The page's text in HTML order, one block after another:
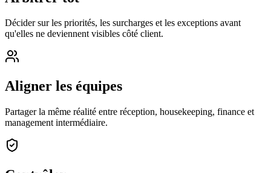
Décider sur les priorités, les surcharges et les exceptions avant
qu'elles ne deviennent visibles côté client.
Aligner les équipes
Partager la même réalité entre réception, housekeeping, finance et
management intermédiaire.